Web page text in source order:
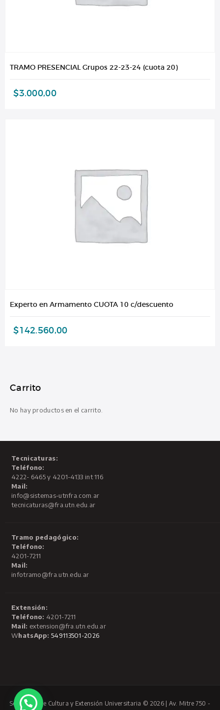
TRAMO PRESENCIAL Grupos 22-23-24 (cuota 20)
$3.000,00
Experto en Armamento CUOTA 10 c/descuento
$142.560,00
Carrito
No hay productos en el carrito.
Tecnicaturas:
Teléfono:
4222- 6465 y 4201-4133 int 116
Mail:
info@sistemas-utnfra.com.ar
tecnicaturas@fra.utn.edu.ar
Tramo pedagógico:
Teléfono:
4201-7211
Mail:
infotramo@fra.utn.edu.ar
Extensión:
Teléfono: 4201-7211
Mail: extension@fra.utn.edu.ar
WhatsApp: 549113501-2026
Secretaría de Cultura y Extensión Universitaria © 2026 | Av. Mitre 750 -